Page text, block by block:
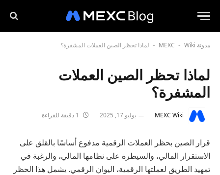
مدونة MEXC - Wiki
- لماذا تحظر الصين العملات المشفرة؟
لماذا تحظر الصين العملات
المشفرة؟
MEXC Wiki يوليو 17, 2025
قرار الصين بحظر العملات الرقمية مدفوع أساسًا بالقلق على
الاستقرار المالي، والسيطرة على نظامها المالي، والرغبة في
تمهيد الطريق لعملتها الرقمية، اليوان الرقمي. يشمل هذا الحظر